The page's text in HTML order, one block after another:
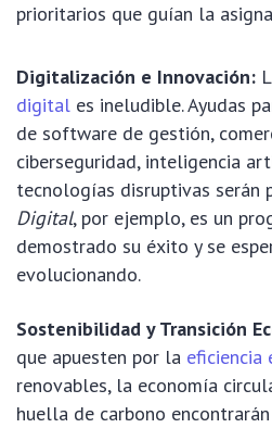
prioritarios que guían la
Digitalización e Innovación:
digital es ineludible. Ayudas
de software de gestión,
ciberseguridad, inteligencia
tecnologías disruptivas serán
Digital, por ejemplo, es un
demostrado su éxito y se
evolucionando.
Sostenibilidad y Transición
que apuesten por la eficiencia
renovables, la economía
huella de carbono